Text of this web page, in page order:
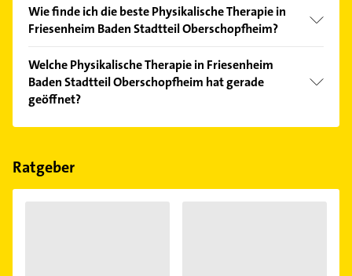
Wie finde ich die beste Physikalische Therapie in
Friesenheim Baden Stadtteil Oberschopfheim?
Kundenmeinungen und profitieren Sie von den
Empfehlungen. Die Suchergebnisse können Sie sich
einfach nach
Welche Physikalische Therapie in Friesenheim
Baden Stadtteil Oberschopfheim hat gerade
geöffnet?
Im Anbieter-Bereich finden Sie alleÖffnungszeiten.
Feiertagen abweichen können.
Ratgeber